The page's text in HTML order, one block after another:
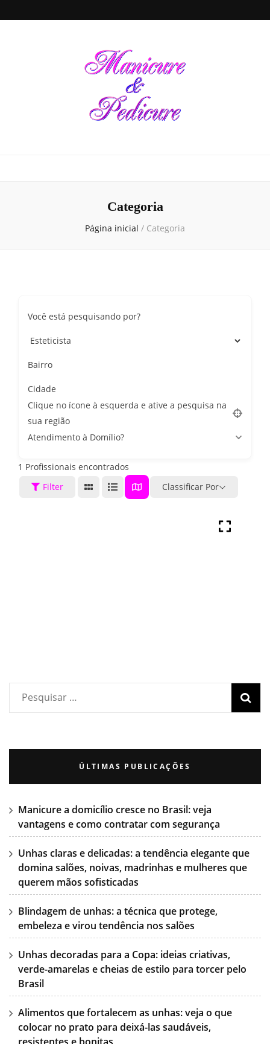
Categoria
Página inicial / Categoria
Você está pesquisando por?
Bairro
Cidade
Clique no ícone à esquerda e ative a pesquisa na
sua região
Atendimento à Domílio?
1 Profissionais encontrados
Filter
Classificar Por
ÚLTIMAS PUBLICAÇÕES
Manicure a domicílio cresce no Brasil: veja
vantagens e como contratar com segurança
Unhas claras e delicadas: a tendência elegante que
domina salões, noivas, madrinhas e mulheres que
querem mãos sofisticadas
Blindagem de unhas: a técnica que protege,
embeleza e virou tendência nos salões
Unhas decoradas para a Copa: ideias criativas,
verde-amarelas e cheias de estilo para torcer pelo
Brasil
Alimentos que fortalecem as unhas: veja o que
colocar no prato para deixá-las saudáveis,